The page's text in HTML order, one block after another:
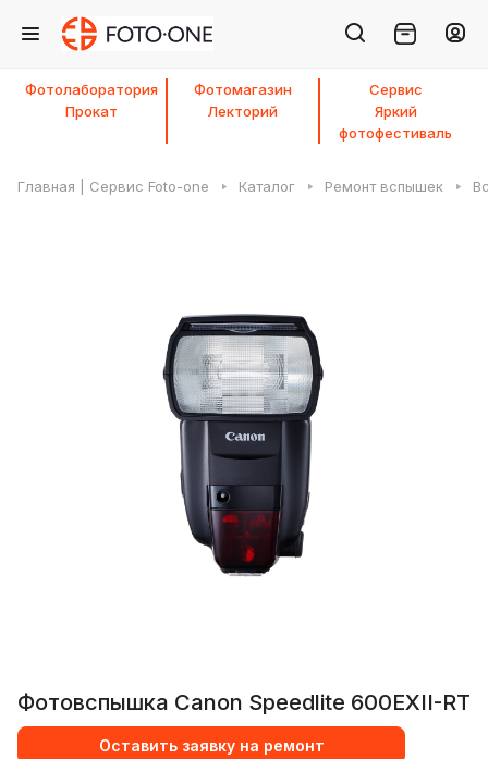
Фотолаборатория Фотомагазин
Сервис
Прокат
Лекторий
Яркий
фотофестиваль
Главная | Сервис Foto-one Каталог Ремонт вспышек
Фотовспышка Canon Speedlite 600EXII-RT
Оставить заявку на ремонт